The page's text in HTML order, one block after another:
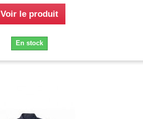
Voir le produit
En stock